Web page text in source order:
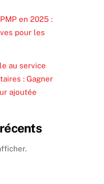
en 2025 :
pour les
au service
: Gagner
ajoutée